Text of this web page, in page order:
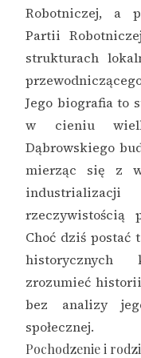
Robotniczej, a
Partii
strukturach
Jego biografia to
w cieniu
Dąbrowskiego
mierząc się z
rzeczywistością
Choć dziś postać
historycznych
zrozumieć
bez analizy
społecznej.
Pochodzenie i